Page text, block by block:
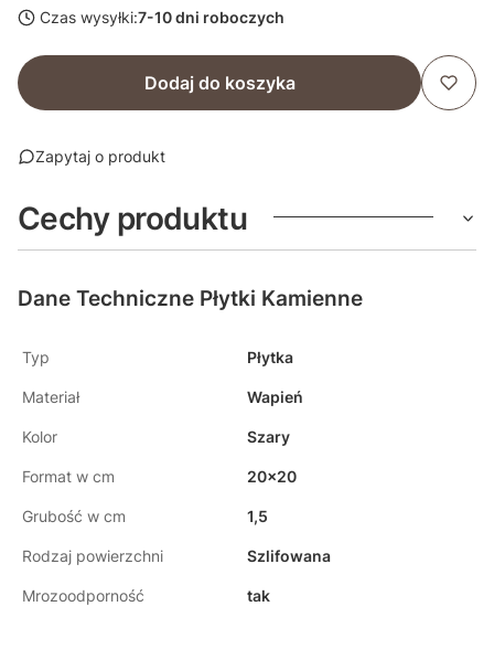
Czas wysyłki:7-10 dni roboczych
Dodaj do koszyka
Zapytaj o produkt
Cechy produktu
Dane Techniczne Płytki Kamienne
Typ Płytka
Materiał Wapień
Kolor Szary
Format w cm 20x20
Grubość w cm 1,5
Rodzaj powierzchni Szlifowana
Mrozoodporność tak